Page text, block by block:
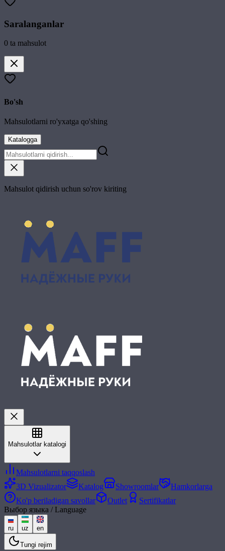
Saralanganlar
0 ta mahsulot
Bo'sh
Mahsulotlarni ro'yxatga qo'shing
Katalogga
Mahsulot qidirish uchun so'rov kiriting
Mahsulotlar katalogi
Mahsulotlarni taqqoslash
3D Vizualizator
Katalog Showroomlar
Hamkorlarga
Ko'p beriladigan savollar
Outlet
Sertifikatlar
Выбор языка / Language
ru uz en
Tungi rejim